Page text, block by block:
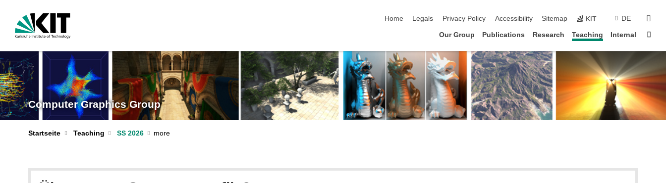
Home
Legals Privacy Policy Accessibility Sitemap KIT DE
Our Group Publications Research Teaching Internal
Computer Graphics Group
Startseite Teaching SS 2026